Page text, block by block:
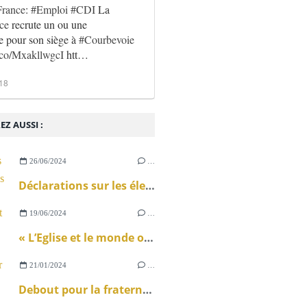
AUSSI :
26/06/2024
Déclarations sur les élections législatives
19/06/2024
« L’Eglise et le monde ouvrier » dans La Vie
21/01/2024
Debout pour la fraternité : communiqué de la Mission ouvrière sur la loi immigration
: #Emploi #CDILa
recrute un ou une
pour son siège à #Courbevoie
MxakllwgcIhtt…